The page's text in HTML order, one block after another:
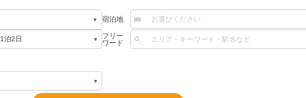
宿泊地
フリー
ワード